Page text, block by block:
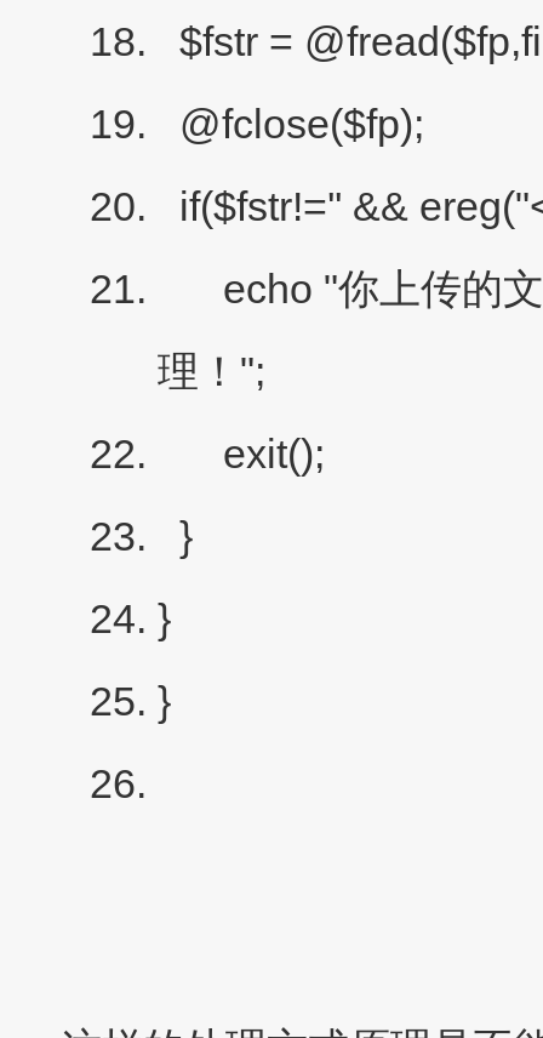
$fstr =
@fclose($fp);
if($fstr!='' &&
echo "你上传的文
理！";
exit();
}
}
}